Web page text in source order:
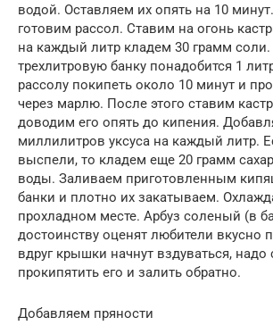
водой. Оставляем их опять на 10
готовим рассол. Ставим на огонь
на каждый литр кладем 30 грамм
трехлитровую банку понадобится 1
рассолу покипеть около 10 минут и
через марлю. После этого ставим
доводим его опять до кипения.
миллилитров уксуса на каждый литр.
выспели, то кладем еще 20 грамм
воды. Заливаем приготовленным
банки и плотно их закатываем.
прохладном месте. Арбуз соленый (в
достоинству оценят любители вкусно
вдруг крышки начнут вздуваться, надо
прокипятить его и залить обратно.
Добавляем пряности